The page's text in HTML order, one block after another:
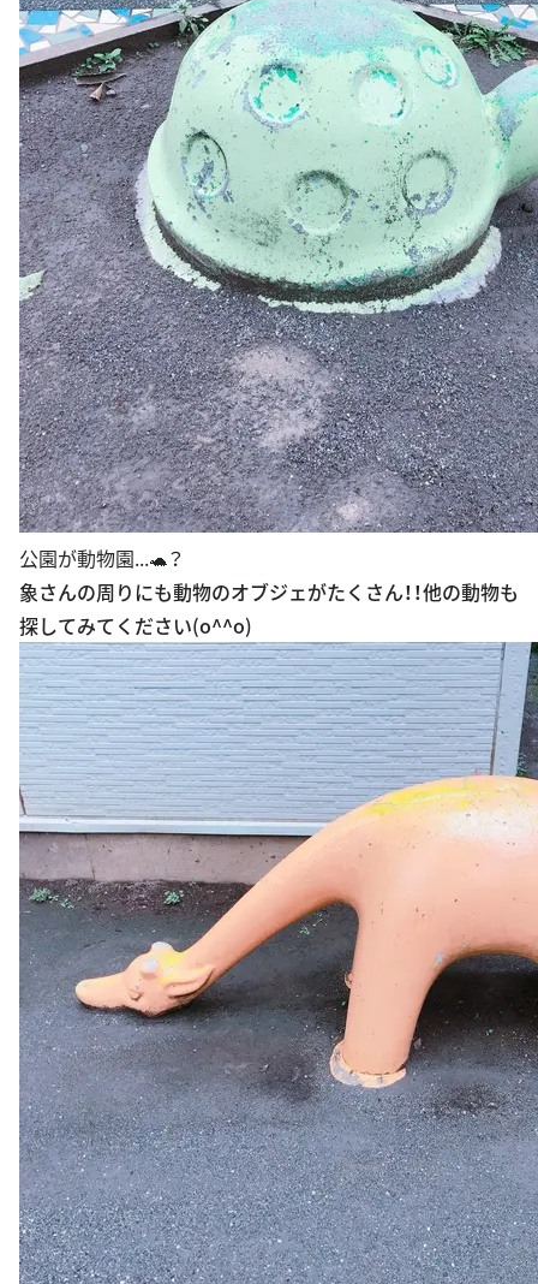
公園が動物園...🐢？
象さんの周りにも動物のオブジェがたくさん！！他の動物も
探してみてください(o^^o)